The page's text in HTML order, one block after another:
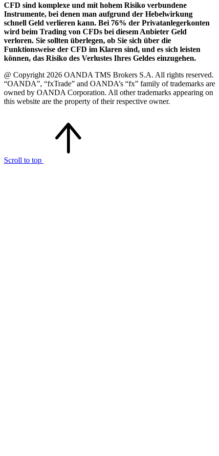
CFD sind komplexe und mit hohem Risiko verbundene
Instrumente, bei denen man aufgrund der Hebelwirkung
schnell Geld verlieren kann. Bei 76% der Privatanlegerkonten
wird beim Trading von CFDs bei diesem Anbieter Geld
verloren. Sie sollten überlegen, ob Sie sich über die
Funktionsweise der CFD im Klaren sind, und es sich leisten
können, das Risiko des Verlustes Ihres Geldes einzugehen.
@ Copyright 2026 OANDA TMS Brokers S.A. All rights reserved.
“OANDA”, “fxTrade” and OANDA’s “fx” family of trademarks are
owned by OANDA Corporation. All other trademarks appearing on
this website are the property of their respective owner.
Scroll to top